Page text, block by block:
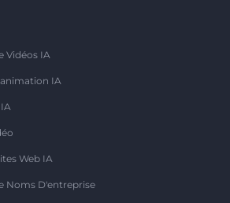
Vidéos IA
IA
Web IA
Noms D'entreprise